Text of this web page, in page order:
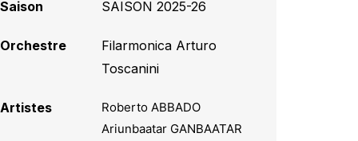
Saison SAISON 2025-26
Orchestre
Filarmonica Arturo
Toscanini
Artistes
Roberto ABBADO
Ariunbaatar GANBAATAR